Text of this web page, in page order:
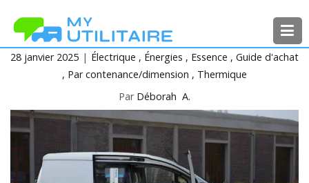
contenu
MyUtilitaire
Toute l’actualité des véhicules
utilitaires
28 janvier 2025 Électrique Énergies Essence
Guide d'achat
Par contenance/dimension
Thermique
Par Déborah A.